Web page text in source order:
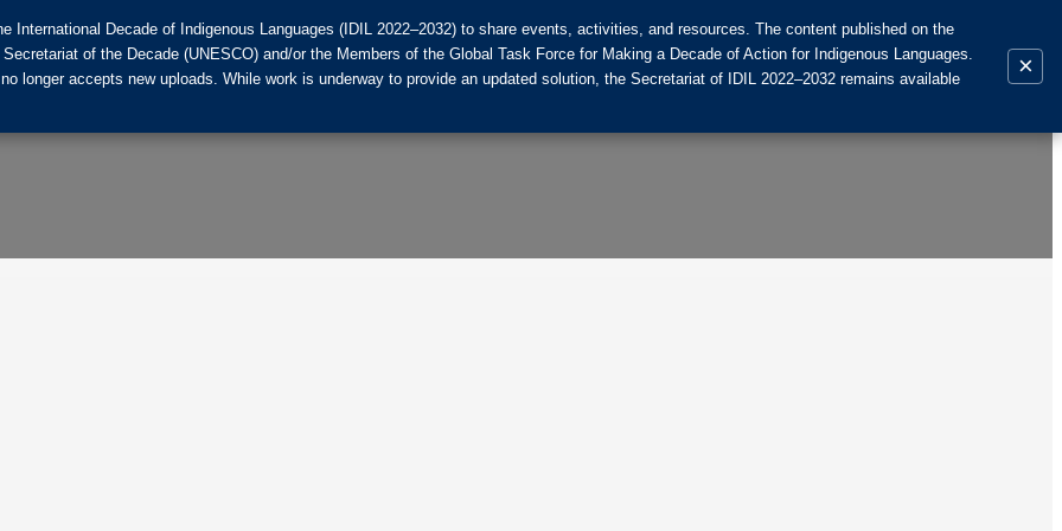
Decade of Indigenous Languages (IDIL 2022–2032) to share events, activities, and resources. The content published on the
of the Decade (UNESCO) and/or the Members of the Global Task Force for Making a Decade of Action for Indigenous Languages.
longer accepts new uploads. While work is underway to provide an updated solution, the Secretariat of IDIL 2022–2032 remains available
×